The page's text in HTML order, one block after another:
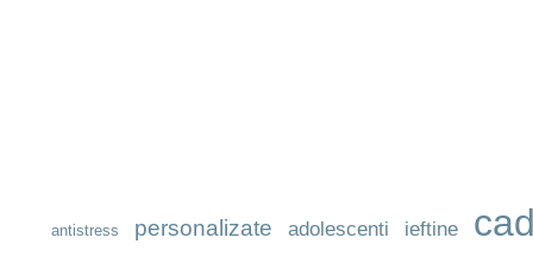
antistress personalizate adolescenti ieftine